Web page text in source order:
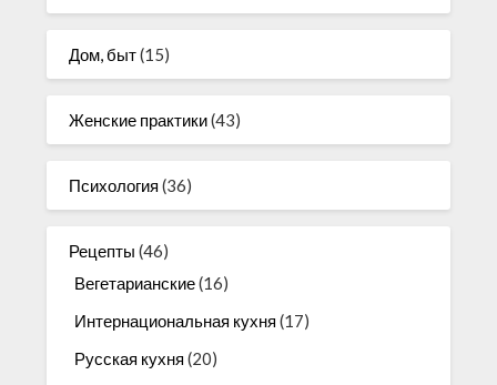
Дом, быт(15)
Женские практики(43)
Психология (36)
Рецепты (46)
Вегетарианские(16)
Интернациональная кухня (17)
Русская кухня (20)